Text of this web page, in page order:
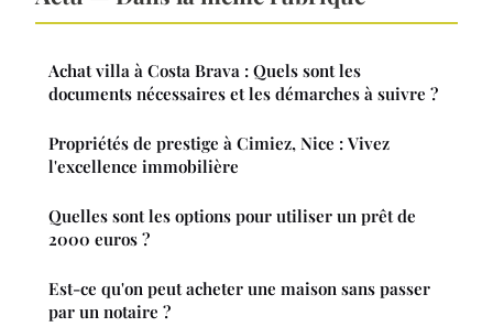
Achat villa à Costa Brava : Quels sont les
documents nécessaires et les démarches à suivre ?
Propriétés de prestige à Cimiez, Nice : Vivez
l'excellence immobilière
Quelles sont les options pour utiliser un prêt de
2000 euros ?
Est-ce qu'on peut acheter une maison sans passer
par un notaire ?